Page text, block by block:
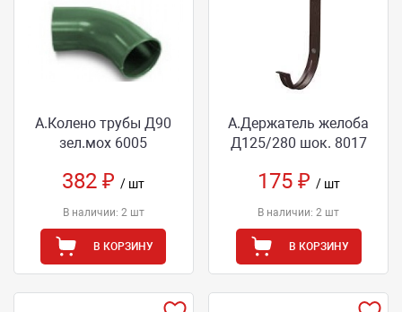
А.Колено трубы Д90
зел.мох 6005
382 ₽/ шт
В наличии: 2 шт
В КОРЗИНУ
А.Держатель желоба
Д125/280 шок. 8017
175 ₽ / шт
В наличии: 2 шт
В КОРЗИНУ